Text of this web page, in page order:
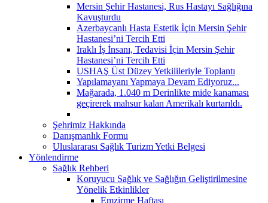
Mersin Şehir Hastanesi, Rus Hastayı Sağlığına
Kavuşturdu
Azerbaycanlı Hasta Estetik İçin Mersin Şehir
Hastanesi’ni Tercih Etti
Iraklı İş İnsanı, Tedavisi İçin Mersin Şehir
Hastanesi’ni Tercih Etti
USHAŞ Üst Düzey Yetkilileriyle Toplantı
Yapılamayanı Yapmaya Devam Ediyoruz...
Mağarada, 1.040 m Derinlikte mide kanaması
geçirerek mahsur kalan Amerikalı kurtarıldı.
Şehrimiz Hakkında
Danışmanlık Formu
Uluslararası Sağlık Turizm Yetki Belgesi
Yönlendirme
Sağlık Rehberi
Koruyucu Sağlık ve Sağlığın Geliştirilmesine
Yönelik Etkinlikler
Emzirme Haftası